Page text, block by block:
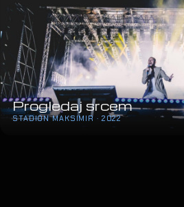
Progledaj srcem
STADION MAKSIMIR · 2022